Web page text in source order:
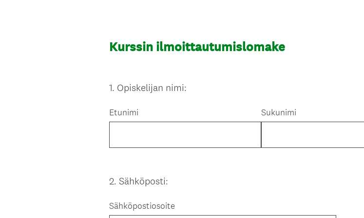
Kurssin ilmoittautumislomake
Question
1. Opiskelijan nimi:
Etunimi Sukunimi
Question
2. Sähköposti:
Sähköpostiosoite